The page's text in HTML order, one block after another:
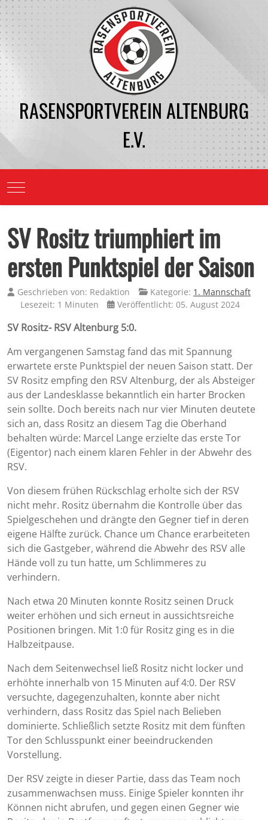
RASENSPORTVEREIN ALTENBURG
E.V.
Mobile Menu Toggle
SV Rositz triumphiert im
ersten Punktspiel der Saison
Geschrieben von: Redaktion Kategorie: 1. Mannschaft
Lesezeit: 1 Minuten
Veröffentlicht: 05. August 2024
SV Rositz- RSV Altenburg 5:0.
Am vergangenen Samstag fand das mit Spannung
erwartete erste Punktspiel der neuen Saison statt. Der
SV Rositz empfing den RSV Altenburg, der als Absteiger
aus der Landesklasse bekanntlich ein harter Brocken
sein sollte. Doch bereits nach nur vier Minuten deutete
sich an, dass Rositz an diesem Tag die Oberhand
behalten würde: Marcel Lange erzielte das erste Tor
(Eigentor) nach einem klaren Fehler in der Abwehr des
RSV.
Von diesem frühen Rückschlag erholte sich der RSV
nicht mehr. Rositz übernahm die Kontrolle über das
Spielgeschehen und drängte den Gegner tief in deren
eigene Hälfte zurück. Chance um Chance erarbeiteten
sich die Gastgeber, während die Abwehr des RSV alle
Hände voll zu tun hatte, um Schlimmeres zu
verhindern.
Nach etwa 20 Minuten konnte Rositz seinen Druck
weiter erhöhen und sich erneut in aussichtsreiche
Positionen bringen. Mit 1:0 für Rositz ging es in die
Halbzeitpause.
Nach dem Seitenwechsel ließ Rositz nicht locker und
erhöhte innerhalb von 15 Minuten auf 4:0. Der RSV
versuchte, dagegenzuhalten, konnte aber nicht
verhindern, dass Rositz das Spiel nach Belieben
dominierte. Schließlich setzte Rositz mit dem fünften
Tor den Schlusspunkt einer beeindruckenden
Vorstellung.
Der RSV zeigte in dieser Partie, dass das Team noch
zusammenwachsen muss. Einige Spieler konnten ihr
Können nicht abrufen, und gegen einen Gegner wie